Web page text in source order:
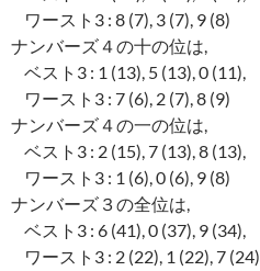
ワースト3 : 8 (7), 3 (7), 9 (8)
ナンバーズ４の十の位は,
ベスト3 : 1 (13), 5 (13), 0 (11),
ワースト3 : 7 (6), 2 (7), 8 (9)
ナンバーズ４の一の位は,
ベスト3 : 2 (15), 7 (13), 8 (13),
ワースト3 : 1 (6), 0 (6), 9 (8)
ナンバーズ３の全位は,
ベスト3 : 6 (41), 0 (37), 9 (34),
ワースト3 : 2 (22), 1 (22), 7 (24)